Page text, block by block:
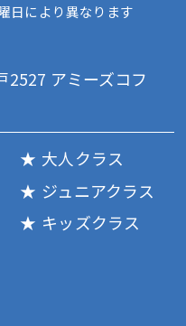
日により異なります
2527 アミーズコフ
大人クラス
ジュニアクラス
キッズクラス